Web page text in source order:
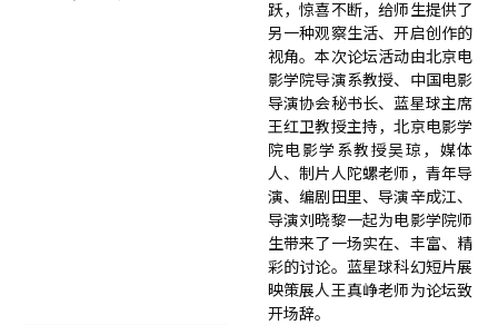
跃，惊喜不断，给师生提供了
另一种观察生活、开启创作的
视角。本次论坛活动由北京电
影学院导演系教授、中国电影
导演协会秘书长、蓝星球主席
王红卫教授主持，北京电影学
院电影学系教授吴琼，媒体
人、制片人陀螺老师，青年导
演、编剧田里、导演辛成江、
导演刘晓黎一起为电影学院师
生带来了一场实在、丰富、精
彩的讨论。蓝星球科幻短片展
映策展人王真峥老师为论坛致
开场辞。